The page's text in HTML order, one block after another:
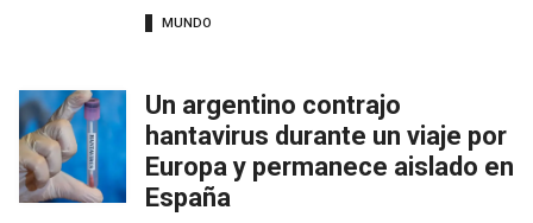
MUNDO
Un argentino contrajo
hantavirus durante un viaje por
Europa y permanece aislado en
España